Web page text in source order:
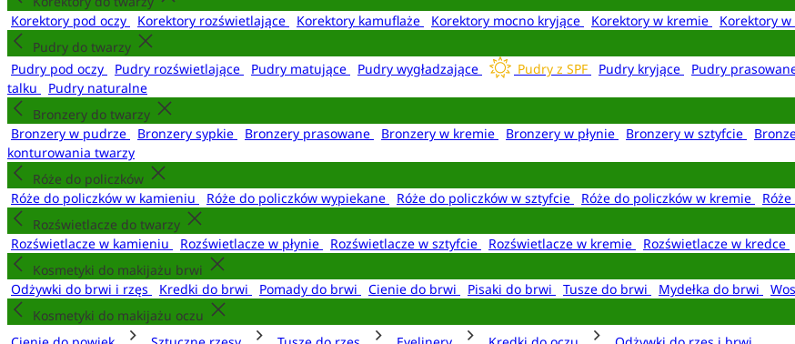
Korektory pod oczy
Korektory rozświetlające Korektory kamuflaże Korektory mocno kryjące Korektory w kremie Korektory
Pudry do twarzy
Pudry pod oczy
Pudry rozświetlające Pudry matujące Pudry wygładzające Pudry z SPF Pudry kryjące Pudry
talku
Pudry naturalne
Bronzery do twarzy
Bronzery w pudrze
Bronzery sypkie Bronzery prasowane Bronzery w kremie Bronzery w płynie Bronzery w sztyfcie
konturowania twarzy
Róże do policzków
Róże do policzków w kamieniu
Róże do policzków wypiekane Róże do policzków w sztyfcie Róże do policzków w kremie
Rozświetlacze do twarzy
Rozświetlacze w kamieniu
Rozświetlacze w płynie Rozświetlacze w sztyfcie Rozświetlacze w kremie Rozświetlacze w kredce
Kosmetyki do makijażu brwi
Odżywki do brwi i rzęs
Kredki do brwi Pomady do brwi Cienie do brwi Pisaki do brwi Tusze do brwi Mydełka do brwi
Kosmetyki do makijażu oczu